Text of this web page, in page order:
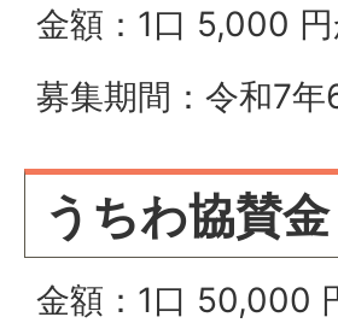
金額：1口 5,000 円
募集期間：令和7
うちわ協賛金
金額：1口 50,000